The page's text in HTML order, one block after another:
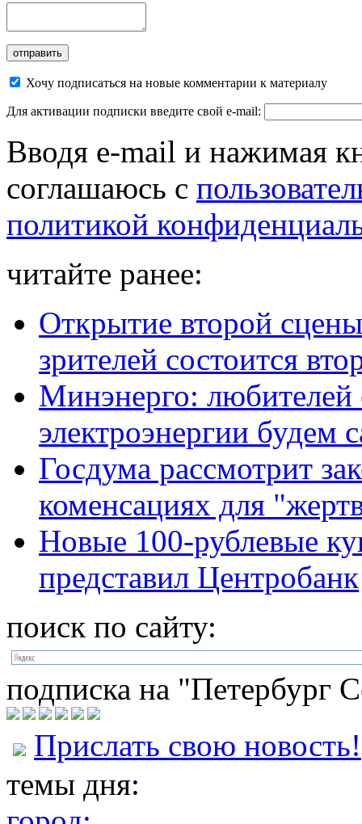
Хочу подписаться на новые комментарии к материалу
Для активации подписки введите свой e-mail:
Вводя e-mail и нажимая
соглашаюсь с
политикой
читайте ранее:
Открытие второй
зрителей состоится
Минэнерго: любителей
электроэнергии будем
Госдума рассмотрит
коменсациях для
Новые 100-рублевые
представил Центробанк
поиск по сайту:
подписка на "Петербург
Прислать свою новость!
темы дня: